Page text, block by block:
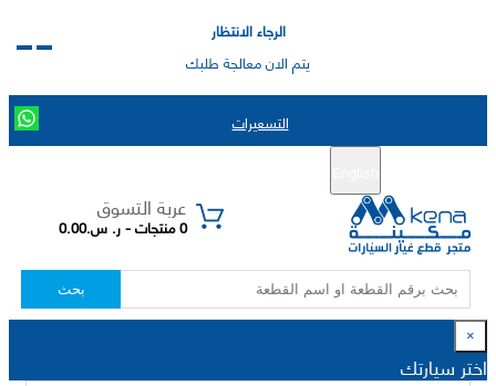
الرجاء الانتظار
يتم الان معالجة طلبك
التسعيرات
عربة التسوق
0 منتجات - ر. س.0.00
بحث
×
اختر سيارتك